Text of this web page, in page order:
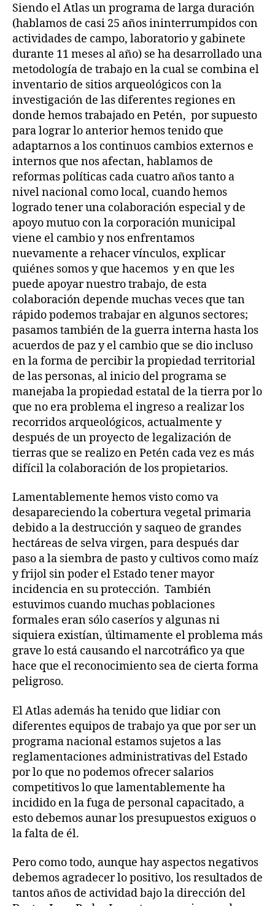
Siendo el Atlas un programa de larga duración
(hablamos de casi 25 años ininterrumpidos con
actividades de campo, laboratorio y gabinete
durante 11 meses al año) se ha desarrollado una
metodología de trabajo en la cual se combina el
inventario de sitios arqueológicos con la
investigación de las diferentes regiones en
donde hemos trabajado en Petén, por supuesto
para lograr lo anterior hemos tenido que
adaptarnos a los continuos cambios externos e
internos que nos afectan, hablamos de
reformas políticas cada cuatro años tanto a
nivel nacional como local, cuando hemos
logrado tener una colaboración especial y de
apoyo mutuo con la corporación municipal
viene el cambio y nos enfrentamos
nuevamente a rehacer vínculos, explicar
quiénes somos y que hacemos y en que les
puede apoyar nuestro trabajo, de esta
colaboración depende muchas veces que tan
rápido podemos trabajar en algunos sectores;
pasamos también de la guerra interna hasta los
acuerdos de paz y el cambio que se dio incluso
en la forma de percibir la propiedad territorial
de las personas, al inicio del programa se
manejaba la propiedad estatal de la tierra por lo
que no era problema el ingreso a realizar los
recorridos arqueológicos, actualmente y
después de un proyecto de legalización de
tierras que se realizo en Petén cada vez es más
difícil la colaboración de los propietarios.
Lamentablemente hemos visto como va
desapareciendo la cobertura vegetal primaria
debido a la destrucción y saqueo de grandes
hectáreas de selva virgen, para después dar
paso a la siembra de pasto y cultivos como maíz
y frijol sin poder el Estado tener mayor
incidencia en su protección. También
estuvimos cuando muchas poblaciones
formales eran sólo caseríos y algunas ni
siquiera existían, últimamente el problema más
grave lo está causando el narcotráfico ya que
hace que el reconocimiento sea de cierta forma
peligroso.
El Atlas además ha tenido que lidiar con
diferentes equipos de trabajo ya que por ser un
programa nacional estamos sujetos a las
reglamentaciones administrativas del Estado
por lo que no podemos ofrecer salarios
competitivos lo que lamentablemente ha
incidido en la fuga de personal capacitado, a
esto debemos aunar los presupuestos exiguos o
la falta de él.
Pero como todo, aunque hay aspectos negativos
debemos agradecer lo positivo, los resultados de
tantos años de actividad bajo la dirección del